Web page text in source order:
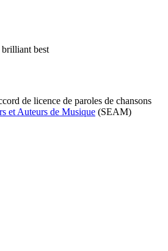
best
de licence de paroles de chansons
et Auteurs de Musique (SEAM)